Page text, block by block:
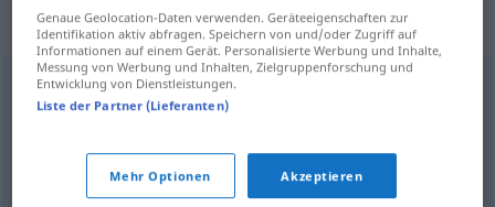
Synonyme für "zerstreuen"
auflösen
ablenken
Genaue Geolocation-Daten verwenden. Geräteeigenschaften zur
Identifikation aktiv abfragen. Speichern von und/oder Zugriff auf
Informationen auf einem Gerät. Personalisierte Werbung und Inhalte,
Messung von Werbung und Inhalten, Zielgruppenforschung und
Entwicklung von Dienstleistungen.
Liste der Partner (Lieferanten)
Mehr Optionen Akzeptieren